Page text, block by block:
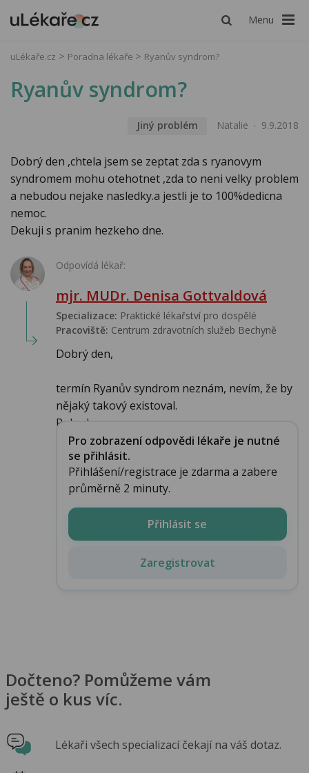
Menu
uLékaře.cz Poradna lékaře Ryanův syndrom?
Ryanův syndrom?
Jiný problém Natalie 9.9.2018
Dobrý den ,chtela jsem se zeptat zda s ryanovym
syndromem mohu otehotnet ,zda to neni velky problem
a nebudou nejake nasledky.a jestli je to 100%dedicna
nemoc.
Dekuji s pranim hezkeho dne.
Odpovídá lékař:
mjr. MUDr. Denisa Gottvaldová
Specializace: Praktické lékařství pro dospělé
Pracoviště: Centrum zdravotních služeb Bechyně
Dobrý den,
termín Ryanův syndrom neznám, nevím, že by
nějaký takový existoval.
Pokud ...
Pro zobrazení odpovědi lékaře je nutné
se přihlásit.
Přihlášení/registrace je zdarma a zabere
průměrně 2 minuty.
Přihlásit se
Zaregistrovat
Dočteno? Pomůžeme vám
ještě o kus víc.
Lékaři všech specializací čekají na váš dotaz.